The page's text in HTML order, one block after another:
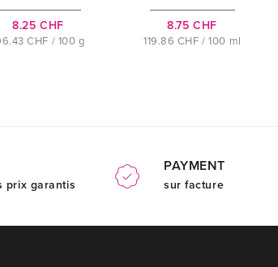
8.25 CHF
CHF / 100 g
Filler
8.75 CHF
119.86 CHF / 100 ml
prix garantis
PAYMENT
sur facture